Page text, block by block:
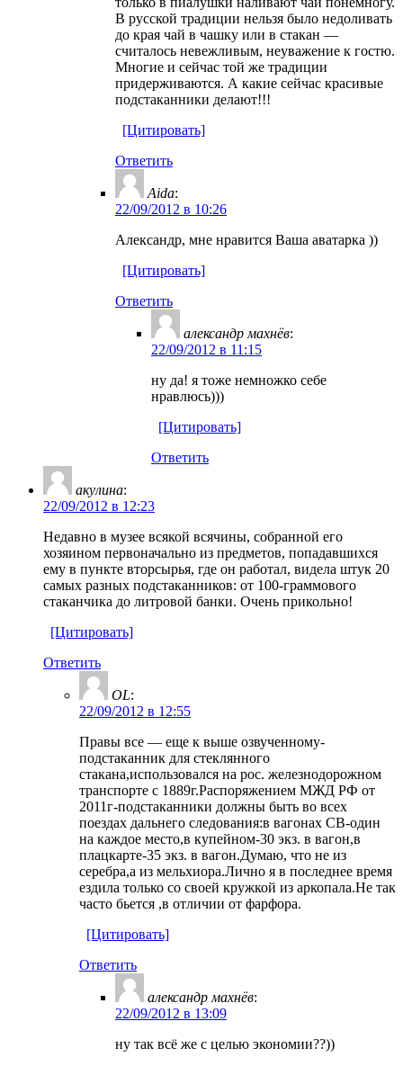
В русской традиции нельзя было недоливать
до края чай в чашку или в стакан —
считалось невежливым, неуважение к гостю.
Многие и сейчас той же традиции
придерживаются. А какие сейчас красивые
подстаканники делают!!!
[Цитировать]
Ответить
Aida:
22/09/2012 в 10:26
Александр, мне нравится Ваша аватарка ))
[Цитировать]
Ответить
александр махнёв:
22/09/2012 в 11:15
ну да! я тоже немножко себе
нравлюсь)))
[Цитировать]
Ответить
акулина:
22/09/2012 в 12:23
Недавно в музее всякой всячины, собранной его
хозяином первоначально из предметов, попадавшихся
ему в пункте вторсырья, где он работал, видела штук 20
самых разных подстаканников: от 100-граммового
стаканчика до литровой банки. Очень прикольно!
[Цитировать]
Ответить
OL:
22/09/2012 в 12:55
Правы все — еще к выше озвученному-
подстаканник для стеклянного
стакана,использовался на рос. железнодорожном
транспорте с 1889г.Распоряжением МЖД РФ от
2011г-подстаканники должны быть во всех
поездах дальнего следования:в вагонах СВ-один
на каждое место,в купейном-30 экз. в вагон,в
плацкарте-35 экз. в вагон.Думаю, что не из
серебра,а из мельхиора.Лично я в последнее время
ездила только со своей кружкой из аркопала.Не так
часто бьется ,в отличии от фарфора.
[Цитировать]
Ответить
александр махнёв:
22/09/2012 в 13:09
ну так всё же с целью экономии??))